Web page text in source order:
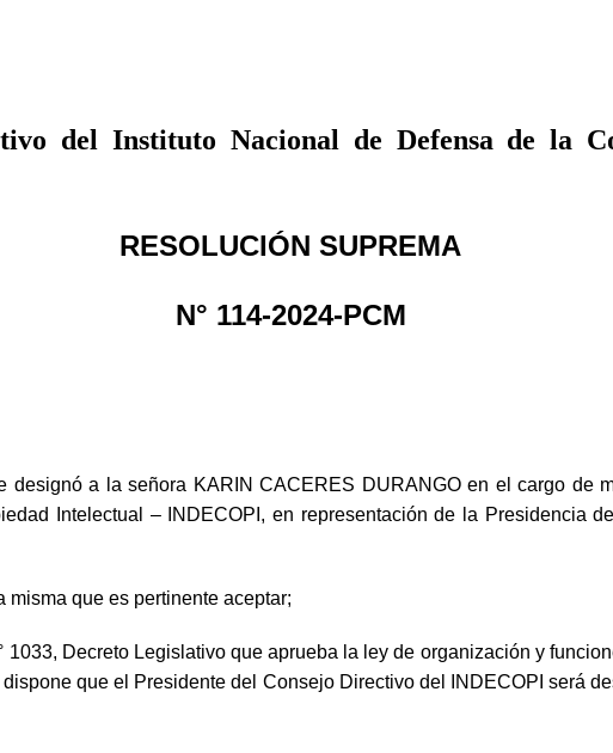
del Instituto Nacional de Defensa de la
RESOLUCIÓN SUPREMA
N° 114-2024-PCM
designó a la señora KARIN CACERES DURANGO en el cargo de
Intelectual – INDECOPI, en representación de la Presidencia
que es pertinente aceptar;
Decreto Legislativo que aprueba la ley de organización y
que el Presidente del Consejo Directivo del INDECOPI será